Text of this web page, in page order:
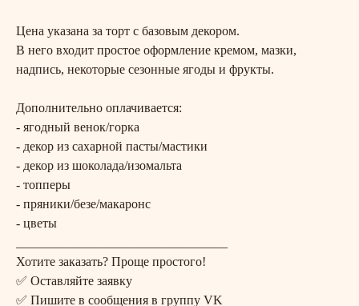
Цена указана за торт с базовым декором.
В него входит простое оформление кремом, мазки,
надпись, некоторые сезонные ягоды и фрукты.
Дополнительно оплачивается:
- ягодный венок/горка
- декор из сахарной пасты/мастики
- декор из шоколада/изомальта
- топперы
- пряники/безе/макаронс
- цветы
Хотите заказать? Проще простого!
✅ Оставляйте заявку
✅ Пишите в сообщения в группу VK